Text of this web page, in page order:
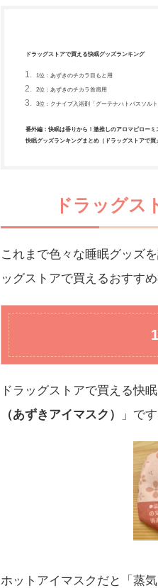
ドラッグストアで買える快眠グッズランキング
1位：あずきのチカラ目もと用
2位：あずきのチカラ首肩用
3位：クナイプ入浴剤「グーテナハトバスソル
番外編：快眠は香りから！激推しのアロマピローミ
快眠グッズランキングまとめ（ドラッグストアで買
ドラッグス
これまで色々な睡眠グッズ
ッグストアで買えるおすす
ドラッグストアで買える快
（あずきアイマスク）
」です
ホットアイマスクだと「蒸